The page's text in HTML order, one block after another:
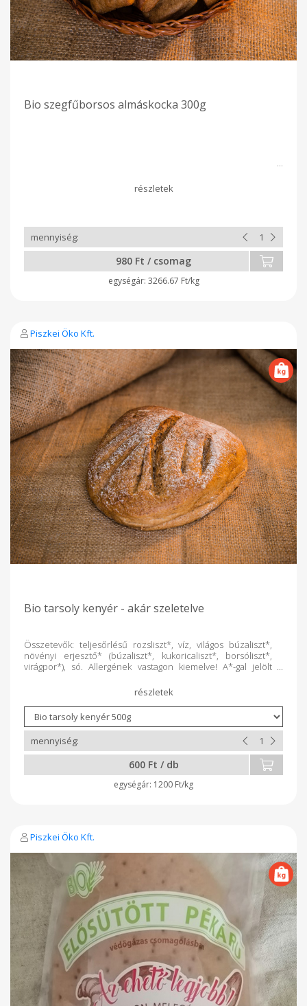
Bio szegfűborsos almáskocka 300g
980 Ft / csomag
3266.67 Ft/kg
Piszkei Öko Kft.
Bio tarsoly kenyér - akár szeletelve
Összetevők: teljesőrlésű rozsliszt*, víz, világos búzaliszt*,
növényi erjesztő* (búzaliszt*, kukoricaliszt*, borsóliszt*,
virágpor*), só. Allergének vastagon kiemelve! A*-gal jelölt
származnak. candida diétához élesztőmentes tej-,
tojásmentes GMO mentes adalék-, tartósítószer-mentes
szeletelt, csomagolt nettó tömeg 500g ajánlott tárolás:
szobahőmérsékleten 5 napig, fagyasztva -18C-on akár 6
hónapig 100g Termék átlagos tápértéke: Energia 924,6 kJ/218,9
Kcal Zsír 1,2g Amelyből telített zsírsavak 0,1g Szénhidrát 41,4g
Ebből cukrok 0,7g Rost 8,1g Fehérje 6,6g Só 1g Fogyaszd olyan
szeretettel, ahogyan mi készítettük!
600 Ft / db
1200 Ft/kg
Piszkei Öko Kft.